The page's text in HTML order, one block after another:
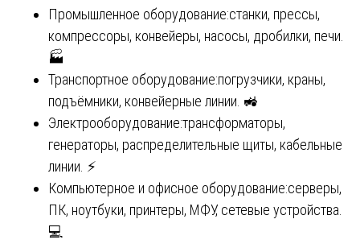
Промышленное оборудование:станки, прессы,
компрессоры, конвейеры, насосы, дробилки, печи.
🏭
Транспортное оборудование:погрузчики, краны,
подъёмники, конвейерные линии. 🚜
Электрооборудование:трансформаторы,
генераторы, распределительные щиты, кабельные
линии. ⚡
Компьютерное и офисное оборудование:серверы,
ПК, ноутбуки, принтеры, МФУ, сетевые устройства.
💻